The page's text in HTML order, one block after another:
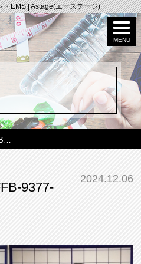
・EMS | Astage(エーステージ)
2024.12.06
9377-